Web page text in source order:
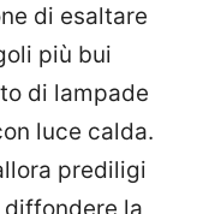
di esaltare
più bui
di lampade
luce calda.
prediligi
la